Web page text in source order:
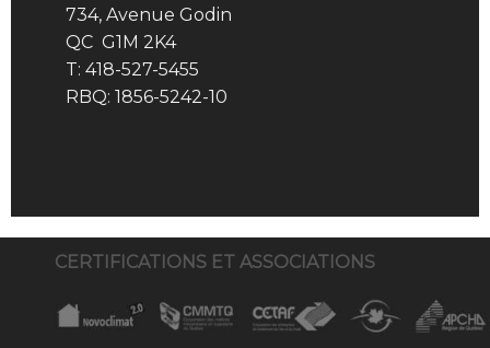
734, Avenue Godin
QC G1M 2K4
T: 418-527-5455
RBQ: 1856-5242-10
CERTIFICATIONS ET ASSOCIATIONS